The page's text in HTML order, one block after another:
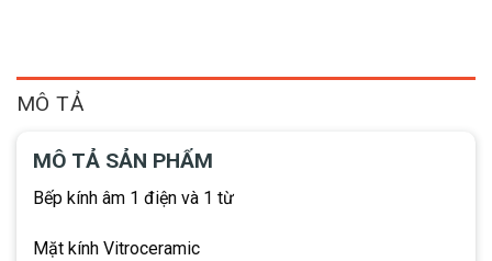
MÔ TẢ
MÔ TẢ SẢN PHẨM
Bếp kính âm 1 điện và 1 từ
Mặt kính Vitroceramic